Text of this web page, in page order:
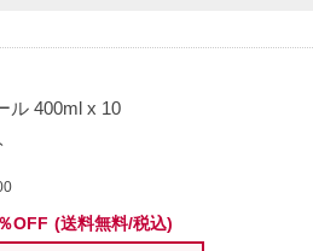
ル 400ml x 10
OFF (送料無料/税込)